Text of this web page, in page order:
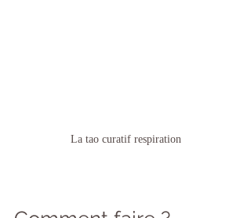
La tao curatif respiration